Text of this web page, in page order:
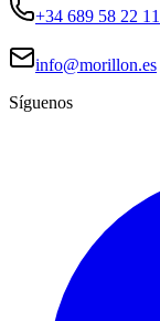
+34 689 58 22 11
info@morillon.es
Síguenos